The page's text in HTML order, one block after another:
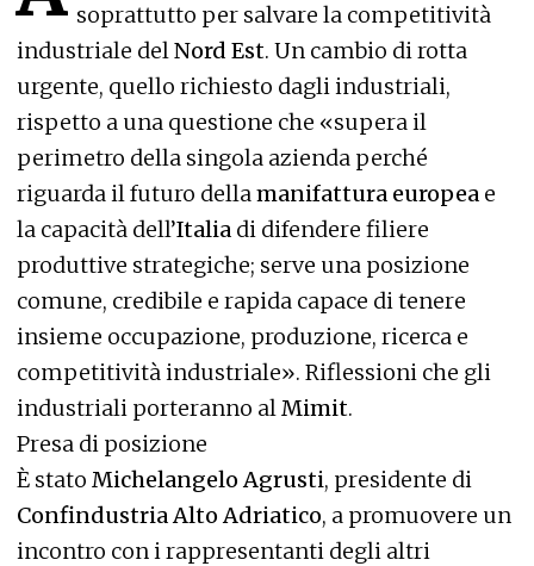
soprattutto per salvare la competitività
industriale delNord Est. Un cambio di rotta
urgente, quello richiesto dagli industriali,
rispetto a una questione che «supera il
perimetro della singola azienda perché
riguarda il futuro dellamanifattura europea e
la capacità dell’Italia di difendere filiere
produttive strategiche; serve una posizione
comune, credibile e rapida capace di tenere
insieme occupazione, produzione, ricerca e
competitività industriale». Riflessioni che gli
industriali porteranno alMimit.
Presa di posizione
È stato Michelangelo Agrusti, presidente di
Confindustria Alto Adriatico, a promuovere un
incontro con i rappresentanti degli altri